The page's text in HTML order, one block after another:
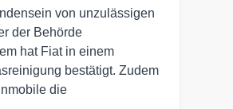
von unzulässigen
der Behörde
hat Fiat in einem
bestätigt. Zudem
die